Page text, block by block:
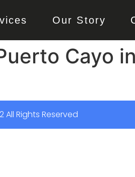
Our Story
Cayo
All Rights Reserved